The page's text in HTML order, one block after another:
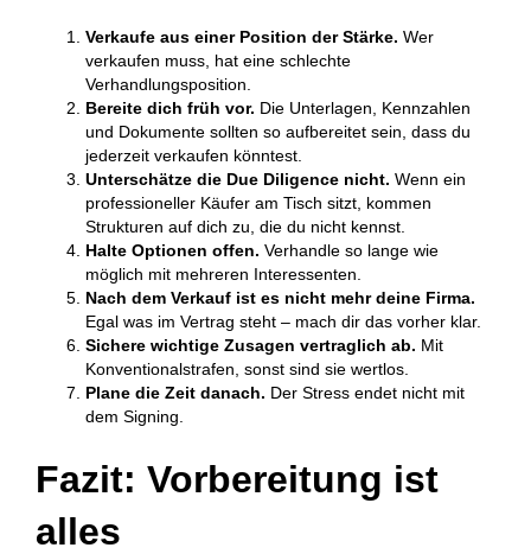
Verkaufe aus einer Position der Stärke. Wer
verkaufen muss, hat eine schlechte
Verhandlungsposition.
Bereite dich früh vor. Die Unterlagen, Kennzahlen
und Dokumente sollten so aufbereitet sein, dass du
jederzeit verkaufen könntest.
Unterschätze die Due Diligence nicht. Wenn ein
professioneller Käufer am Tisch sitzt, kommen
Strukturen auf dich zu, die du nicht kennst.
Halte Optionen offen. Verhandle so lange wie
möglich mit mehreren Interessenten.
Nach dem Verkauf ist es nicht mehr deine Firma.
Egal was im Vertrag steht – mach dir das vorher klar.
Sichere wichtige Zusagen vertraglich ab. Mit
Konventionalstrafen, sonst sind sie wertlos.
Plane die Zeit danach. Der Stress endet nicht mit
dem Signing.
Fazit: Vorbereitung ist
alles